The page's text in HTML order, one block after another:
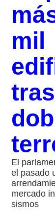
mil
tras
El
el pasado
mercado
sismos